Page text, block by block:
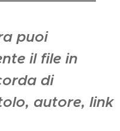
puoi
il file in
di
autore, link